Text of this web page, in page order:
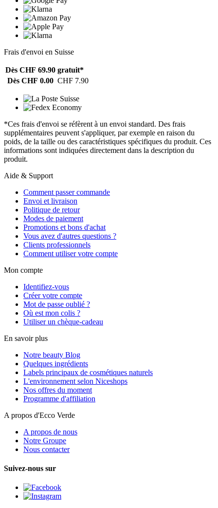
Frais d'envoi en Suisse
Dès CHF 69.90 gratuit*
Dès CHF 0.00 CHF 7.90
*Ces frais d'envoi se réfèrent à un envoi standard. Des frais
supplémentaires peuvent s'appliquer, par exemple en raison du
poids, de la taille ou des caractéristiques spécifiques du produit. Ces
informations sont indiquées directement dans la description du
produit.
Aide & Support
Comment passer commande
Envoi et livraison
Politique de retour
Modes de paiement
Promotions et bons d'achat
Vous avez d'autres questions ?
Clients professionnels
Comment utiliser votre compte
Mon compte
Identifiez-vous
Créer votre compte
Mot de passe oublié ?
Où est mon colis ?
Utiliser un chèque-cadeau
En savoir plus
Notre beauty Blog
Quelques ingrédients
Labels principaux de cosmétiques naturels
L'environnement selon Niceshops
Nos offres du moment
Programme d'affiliation
A propos d'Ecco Verde
A propos de nous
Notre Groupe
Nous contacter
Suivez-nous sur